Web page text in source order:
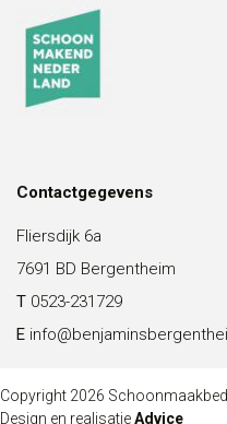
Contactgegevens
Fliersdijk 6a
7691 BD Bergentheim
T 0523-231729
E
Copyright 2026
Design en realisatieAdvice